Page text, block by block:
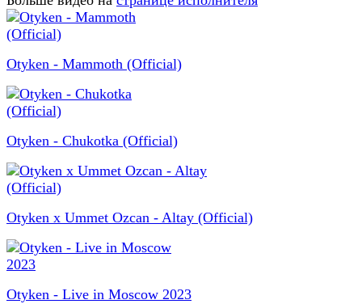
Otyken - Mammoth (Official)
Otyken - Chukotka (Official)
Otyken x Ummet Ozcan - Altay (Official)
Otyken - Live in Moscow 2023